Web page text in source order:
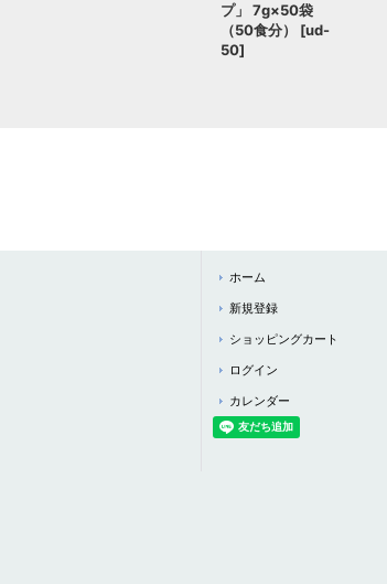
プ」 7g×50袋
（50食分）
[ud-
50]
ホーム
新規登録
ショッピングカート
ログイン
カレンダー